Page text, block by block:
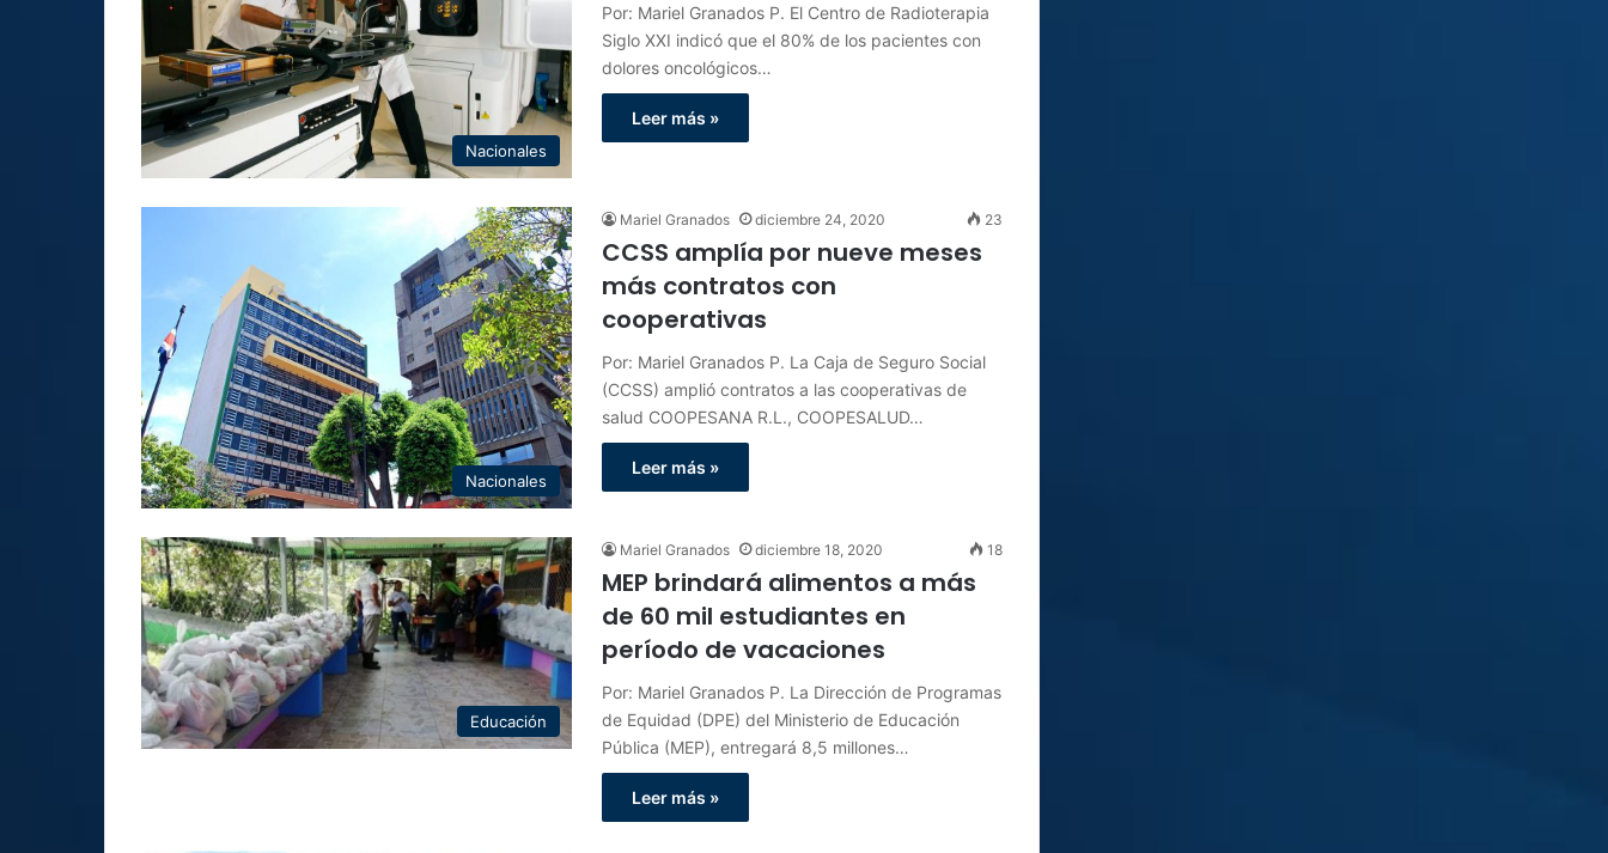
Nacionales
Por: Mariel Granados P. El Centro de Radioterapia
Siglo XXI indicó que el 80% de los pacientes con
dolores oncológicos…
Leer más »
Nacionales
Mariel Granados diciembre 24, 2020 23
CCSS amplía por nueve meses
más contratos con
cooperativas
Por: Mariel Granados P. La Caja de Seguro Social
(CCSS) amplió contratos a las cooperativas de
salud COOPESANA R.L., COOPESALUD…
Leer más »
Educación
Mariel Granados diciembre 18, 2020 18
MEP brindará alimentos a más
de 60 mil estudiantes en
período de vacaciones
Por: Mariel Granados P. La Dirección de Programas
de Equidad (DPE) del Ministerio de Educación
Pública (MEP), entregará 8,5 millones…
Leer más »